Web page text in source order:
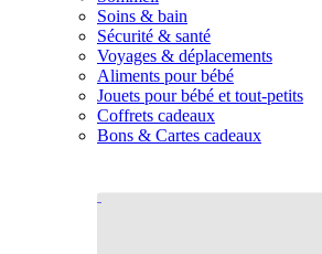
Soins & bain
Sécurité & santé
Voyages & déplacements
Aliments pour bébé
Jouets pour bébé et tout-petits
Coffrets cadeaux
Bons & Cartes cadeaux